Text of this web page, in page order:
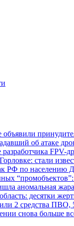
объявили
об атаке
FPV-
стали
РФ по населению
аномальная
десятки
2 средства ПВО,
снова больше